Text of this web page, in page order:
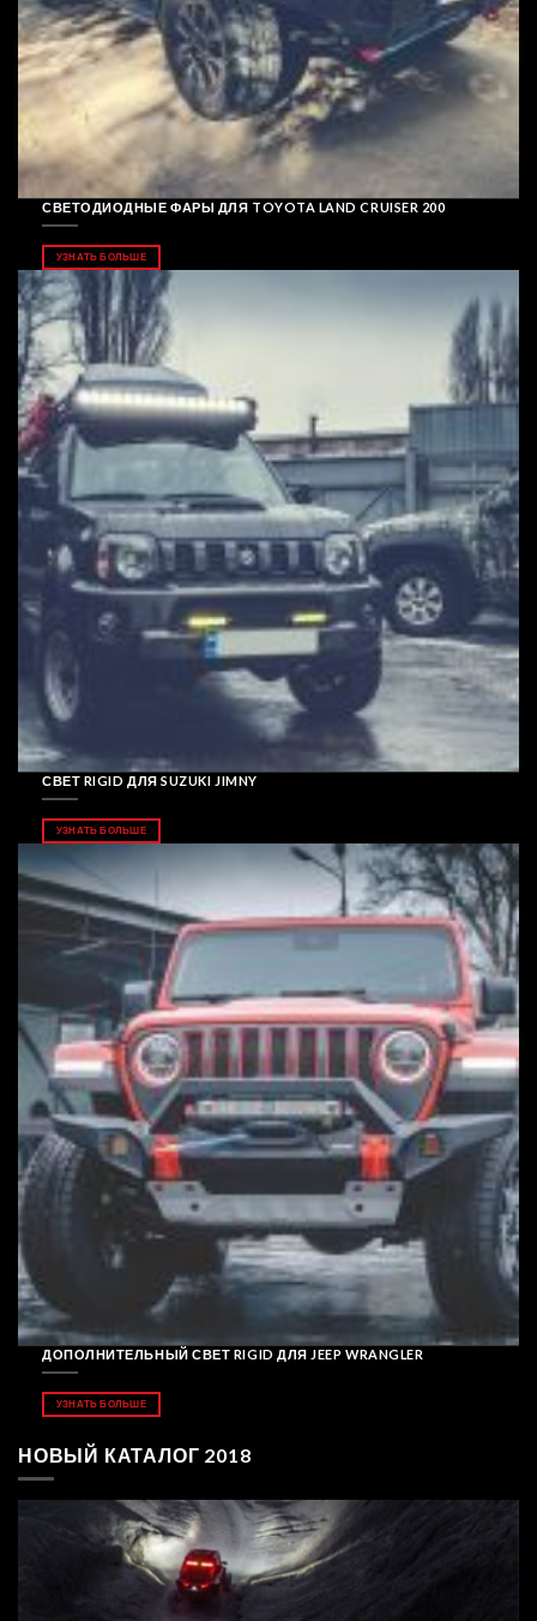
СВЕТОДИОДНЫЕ ФАРЫ ДЛЯ TOYOTA LAND CRUISER 200
УЗНАТЬ БОЛЬШЕ
СВЕТ RIGID ДЛЯ SUZUKI JIMNY
УЗНАТЬ БОЛЬШЕ
ДОПОЛНИТЕЛЬНЫЙ СВЕТ RIGID ДЛЯ JEEP WRANGLER
УЗНАТЬ БОЛЬШЕ
НОВЫЙ КАТАЛОГ 2018